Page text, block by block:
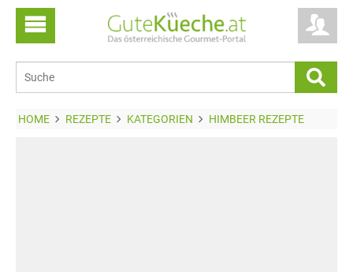
HOME REZEPTE KATEGORIEN HIMBEER REZEPTE